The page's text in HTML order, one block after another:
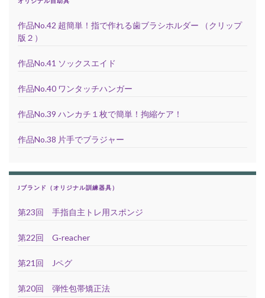
作品No.42 超簡単！指で作れる歯ブラシホルダー （クリップ
版２）
作品No.41 ソックスエイド
作品No.40 ワンタッチハンガー
作品No.39 ハンカチ１枚で簡単！拘縮ケア！
作品No.38 片手でブラジャー
Jブランド（オリジナル訓練器具）
第23回 手指自主トレ用スポンジ
第22回 G‐reacher
第21回 Jペグ
第20回 弾性包帯矯正法